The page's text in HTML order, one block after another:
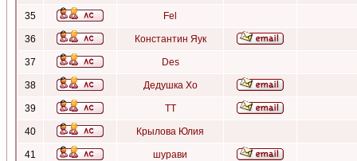
35 Fel
36 Константин Яук
37 Des
38 Дедушка Хо
39 ТТ
40 Крылова Юлия
41 шурави